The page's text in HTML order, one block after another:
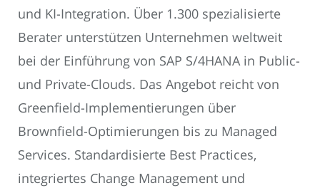
und KI-Integration. Über 1.300 spezialisierte
Berater unterstützen Unternehmen weltweit
bei der Einführung von SAP S/4HANA in Public-
und Private-Clouds. Das Angebot reicht von
Greenfield-Implementierungen über
Brownfield-Optimierungen bis zu Managed
Services. Standardisierte Best Practices,
integriertes Change Management und